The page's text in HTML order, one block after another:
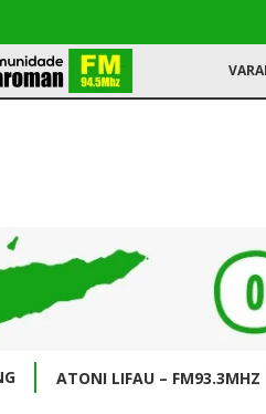
ATONI LIFAU – FM93.3MHZ